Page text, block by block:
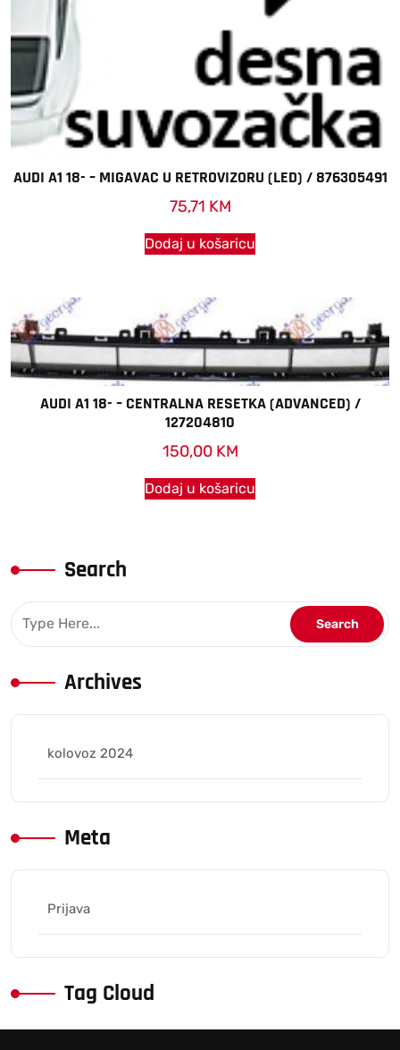
AUDI A1 18- – MIGAVAC U RETROVIZORU (LED) / 876305491
75,71 KM
Dodaj u košaricu
AUDI A1 18- – CENTRALNA RESETKA (ADVANCED) /
127204810
150,00 KM
Dodaj u košaricu
Search
Archives
kolovoz 2024
Meta
Prijava
Tag Cloud